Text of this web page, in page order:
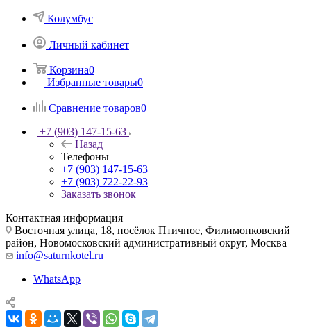
Колумбус
Личный кабинет
Корзина0
Избранные товары0
Сравнение товаров0
+7 (903) 147-15-63
Назад
Телефоны
+7 (903) 147-15-63
+7 (903) 722-22-93
Заказать звонок
Контактная информация
Восточная улица, 18, посёлок Птичное, Филимонковский
район, Новомосковский административный округ, Москва
info@saturnkotel.ru
WhatsApp